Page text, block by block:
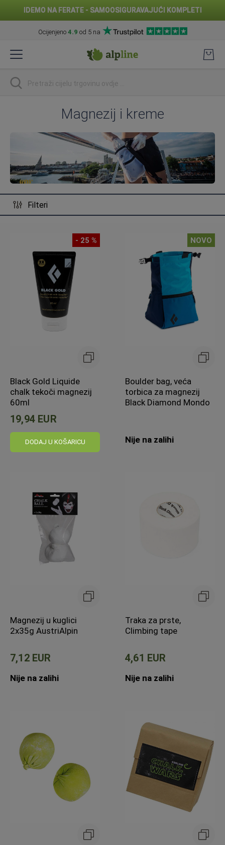
IDEMO NA FERATE - SAMOOSIGURAVAJUĆI KOMPLETI
Ocijenjeno 4.9 od 5 na
na
traži
Magnezij i kreme
Filteri
- 25 %
Black Gold Liquide
chalk tekoči magnezij
60ml
19,94 EUR
DODAJ U KOŠARICU
NOVO
Boulder bag, veća
torbica za magnezij
Black Diamond Mondo
Nije na zalihi
Magnezij u kuglici
2x35g AustriAlpin
7,12 EUR
Nije na zalihi
Traka za prste,
Climbing tape
4,61 EUR
Nije na zalihi